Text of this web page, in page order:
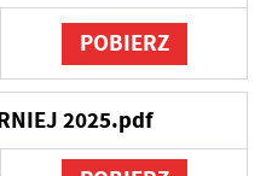
POBIERZ
2025.pdf